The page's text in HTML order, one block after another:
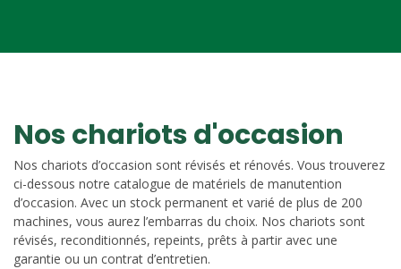
Nos chariots d'occasion
Nos chariots d’occasion sont révisés et rénovés. Vous trouverez
ci-dessous notre catalogue de matériels de manutention
d’occasion. Avec un stock permanent et varié de plus de 200
machines, vous aurez l’embarras du choix. Nos chariots sont
révisés, reconditionnés, repeints, prêts à partir avec une
garantie ou un contrat d’entretien.